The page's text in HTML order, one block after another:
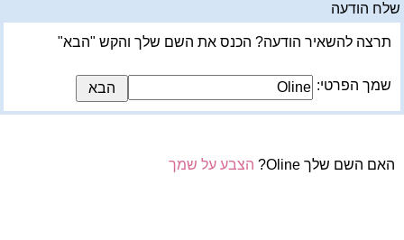
שלח הודעה
תרצה להשאיר הודעה? הכנס את השם שלך והקש "הבא"
שמך הפרטי:
האם השם שלך Oline? הצבע על שמך